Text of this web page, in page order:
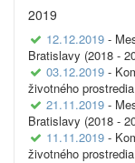
2019
12.12.2019 -
Bratislavy (2018 -
03.12.2019 -
životného
21.11.2019 -
Bratislavy (2018 -
11.11.2019 -
životného